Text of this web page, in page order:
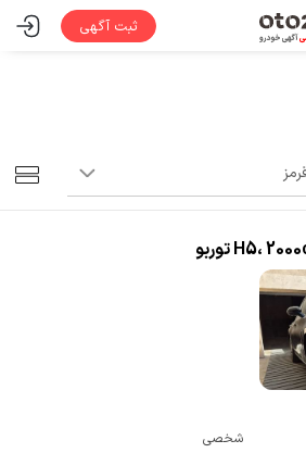
ثبت آگهی
شخصی